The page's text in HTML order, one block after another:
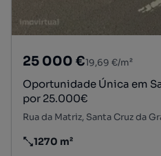
25 000 €19,69 €/m²
Oportunidade Única em
por 25.000€
Preço por metro quadrado
1270 m²